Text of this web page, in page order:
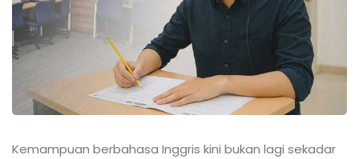
Kemampuan berbahasa Inggris kini bukan lagi sekadar